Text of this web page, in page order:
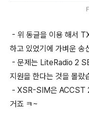
- 위 동글을 이용 해서
하고 있었기에 가벼운 송
- 문제는 LiteRadio 2
지원을 한다는 것을 몰랐
- XSR-SIM은 ACCST
거죠 ㅋ~